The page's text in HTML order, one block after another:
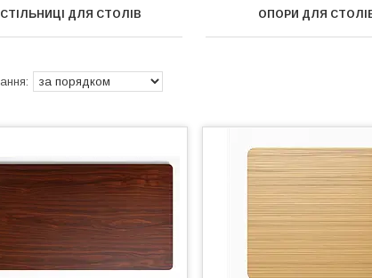
СТІЛЬНИЦІ ДЛЯ СТОЛІВ ОПОРИ ДЛЯ